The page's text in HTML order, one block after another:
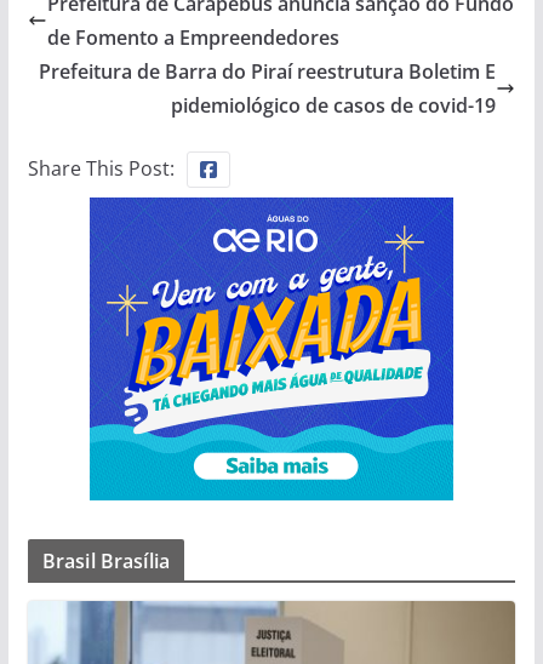
de Fomento a Empreendedores
Prefeitura de Barra do Piraí reestrutura Boletim E
pidemiológico de casos de covid-19
Share This Post:
Brasil Brasília